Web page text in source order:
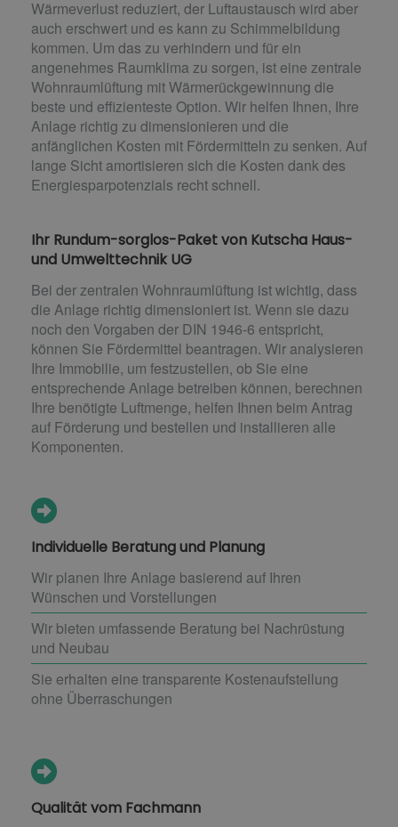
Wärmeverlust reduziert, der Luftaustausch wird aber
auch erschwert und es kann zu Schimmelbildung
kommen. Um das zu verhindern und für ein
angenehmes Raumklima zu sorgen, ist eine zentrale
Wohnraumlüftung mit Wärmerückgewinnung die
beste und effizienteste Option. Wir helfen Ihnen, Ihre
Anlage richtig zu dimensionieren und die
anfänglichen Kosten mit Fördermitteln zu senken. Auf
lange Sicht amortisieren sich die Kosten dank des
Energiesparpotenzials recht schnell.
Ihr Rundum-sorglos-Paket von Kutscha Haus-
und Umwelttechnik UG
Bei der zentralen Wohnraumlüftung ist wichtig, dass
die Anlage richtig dimensioniert ist. Wenn sie dazu
noch den Vorgaben der DIN 1946-6 entspricht,
können Sie Fördermittel beantragen. Wir analysieren
Ihre Immobilie, um festzustellen, ob Sie eine
entsprechende Anlage betreiben können, berechnen
Ihre benötigte Luftmenge, helfen Ihnen beim Antrag
auf Förderung und bestellen und installieren alle
Komponenten.
Individuelle Beratung und Planung
Wir planen Ihre Anlage basierend auf Ihren
Wünschen und Vorstellungen
Wir bieten umfassende Beratung bei Nachrüstung
und Neubau
Sie erhalten eine transparente Kostenaufstellung
ohne Überraschungen
Qualität vom Fachmann